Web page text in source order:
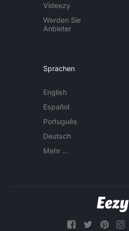
Videezy
Werden Sie
Anbieter
Sprachen
English
Español
Português
Deutsch
Mehr ...